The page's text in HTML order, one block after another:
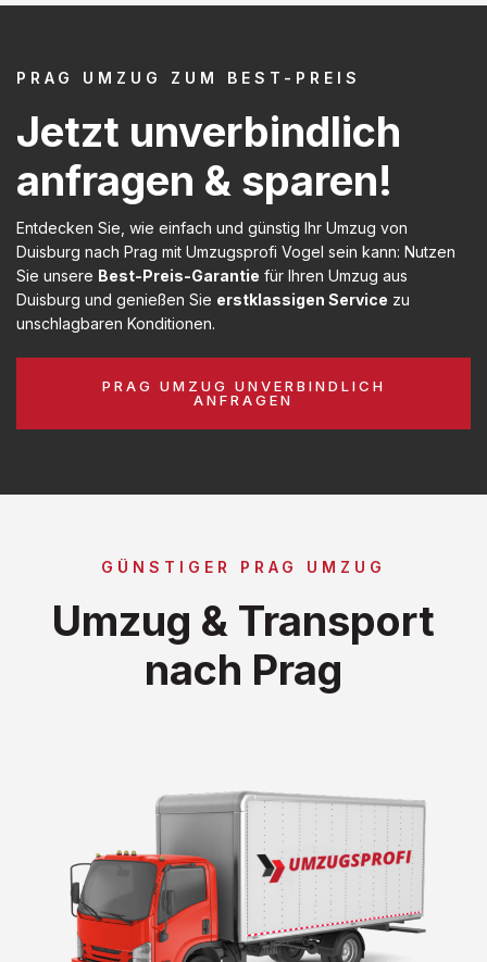
PRAG UMZUG ZUM BEST-PREIS
Jetzt unverbindlich
anfragen & sparen!
Entdecken Sie, wie einfach und günstig Ihr Umzug von
Duisburg nach Prag mit Umzugsprofi Vogel sein kann: Nutzen
Sie unsere Best-Preis-Garantie für Ihren Umzug aus
Duisburg und genießen Sie erstklassigen Service zu
unschlagbaren Konditionen.
PRAG UMZUG UNVERBINDLICH
ANFRAGEN
GÜNSTIGER PRAG UMZUG
Umzug & Transport
nach Prag